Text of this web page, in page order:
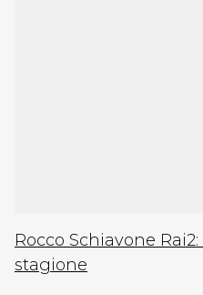
Rocco Schiavone Rai2:
stagione